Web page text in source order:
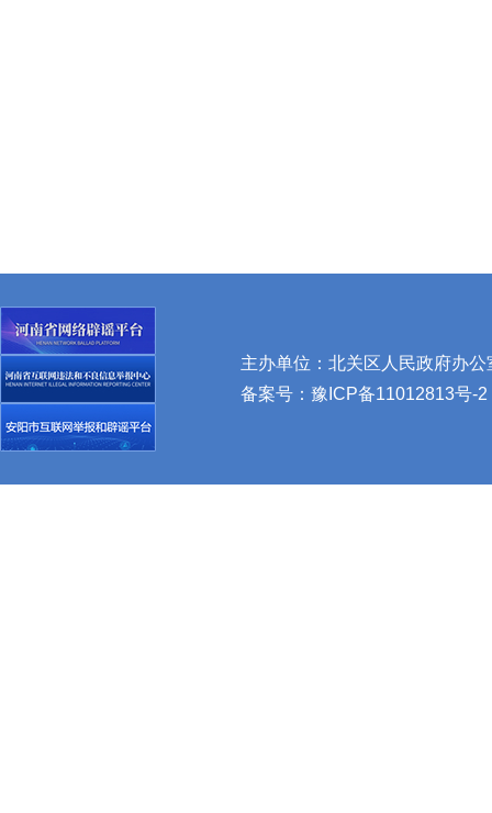
主办单位：北关区人民政府办
备案号： 豫ICP备11012813号-2